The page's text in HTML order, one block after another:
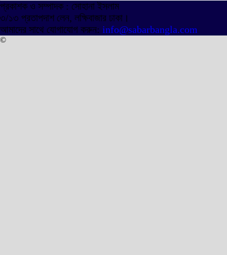
প্রকাশক ও সম্পাদক : সোহানা ইসলাম
৩/১৩ প্রতাপদাশ লেন, লক্ষিবাজার ঢাকা।
আমাদের সাথে যোগাযোগ করুন: info@sabarbangla.com
©